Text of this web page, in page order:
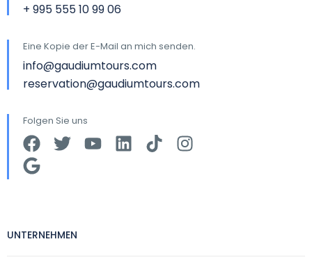
+ 995 555 10 99 06
Eine Kopie der E-Mail an mich senden.
info@gaudiumtours.com
reservation@gaudiumtours.com
Folgen Sie uns
UNTERNEHMEN